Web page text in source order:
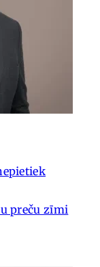
preču zīmi